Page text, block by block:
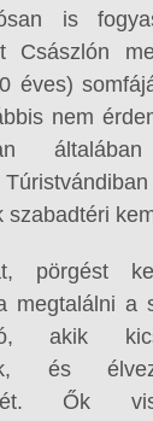
is
Császlón
éves)
nem
szabadtéri
pörgést
megtalálni a
akik
és
Ők